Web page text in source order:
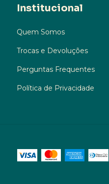
Institucional
Quem Somos
Trocas e Devoluções
Perguntas Frequentes
Política de Privacidade